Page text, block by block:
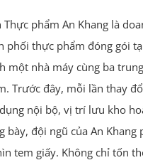
Thực phẩm An Khang là
phối thực phẩm đóng gói
một nhà máy cùng ba
Trước đây, mỗi lần thay
nội bộ, vị trí lưu kho
bày, đội ngũ của An Khang
tem giấy. Không chỉ tốn